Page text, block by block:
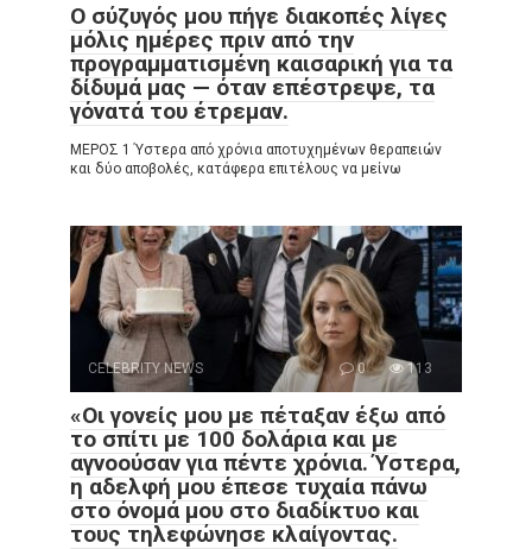
Ο σύζυγός μου πήγε διακοπές λίγες
μόλις ημέρες πριν από την
προγραμματισμένη καισαρική για τα
δίδυμά μας — όταν επέστρεψε, τα
γόνατά του έτρεμαν.
ΜΕΡΟΣ 1 Ύστερα από χρόνια αποτυχημένων θεραπειών
και δύο αποβολές, κατάφερα επιτέλους να μείνω
CELEBRITY NEWS 0 113
«Οι γονείς μου με πέταξαν έξω από
το σπίτι με 100 δολάρια και με
αγνοούσαν για πέντε χρόνια. Ύστερα,
η αδελφή μου έπεσε τυχαία πάνω
στο όνομά μου στο διαδίκτυο και
τους τηλεφώνησε κλαίγοντας.